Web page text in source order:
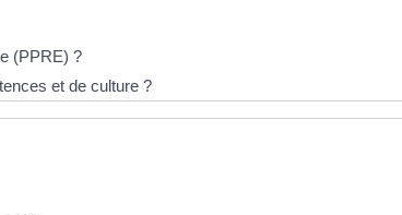
(PPRE) ?
et de culture ?